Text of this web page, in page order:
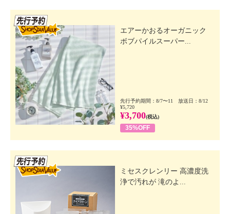
エアーかおるオーガニック
ボブパイルスーパー...
先行予約期間：8/7〜11 放送日：8/12
¥5,720
¥3,700(税込)
35%OFF
ミセスクレンリー 高濃度洗
浄で汚れが 滝のよ...